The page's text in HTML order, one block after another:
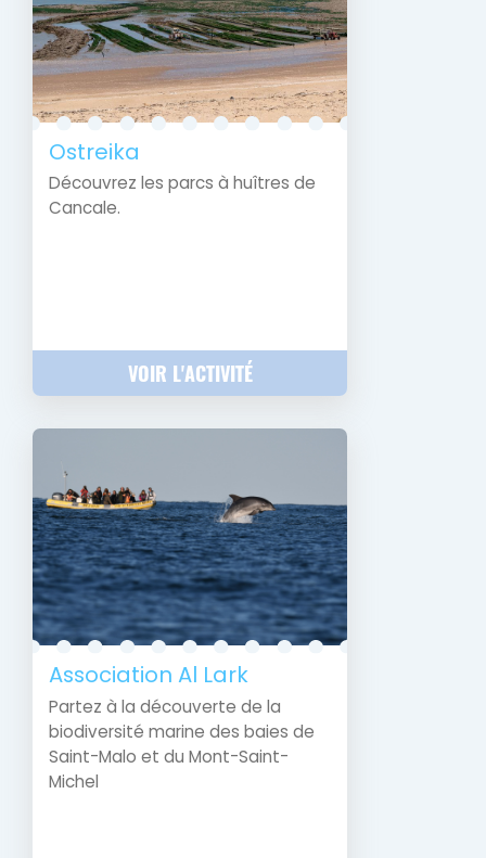
Ostreika
Découvrez les parcs à huîtres de
Cancale.
VOIR L'ACTIVITÉ
Association Al Lark
Partez à la découverte de la
biodiversité marine des baies de
Saint-Malo et du Mont-Saint-
Michel